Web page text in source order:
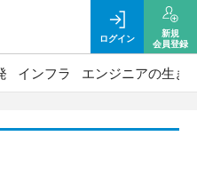
ログイン
新規
会員登録
インフラ エンジニアの生き